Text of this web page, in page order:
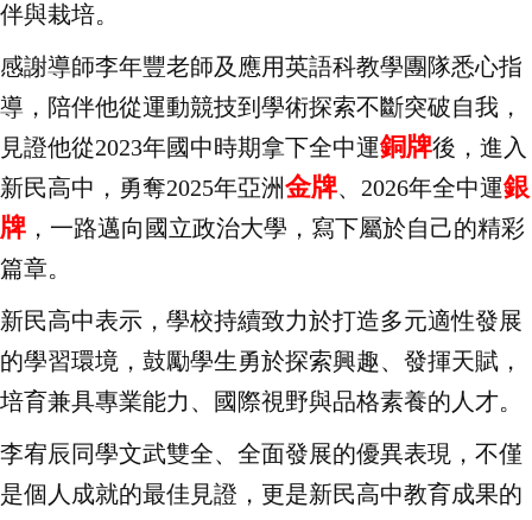
伴與栽培。
感謝導師李年豐老師及應用英語科教學團隊悉心指
導，陪伴他從運動競技到學術探索不斷突破自我，
見證他從2023年國中時期拿下全中運銅牌後，進入
新民高中，勇奪2025年亞洲金牌、2026年全中運銀
牌 ，一路邁向國立政治大學，寫下屬於自己的精彩
篇章。
新民高中表示，學校持續致力於打造多元適性發展
的學習環境，鼓勵學生勇於探索興趣、發揮天賦，
培育兼具專業能力、國際視野與品格素養的人才。
李宥辰同學文武雙全、全面發展的優異表現，不僅
是個人成就的最佳見證，更是新民高中教育成果的